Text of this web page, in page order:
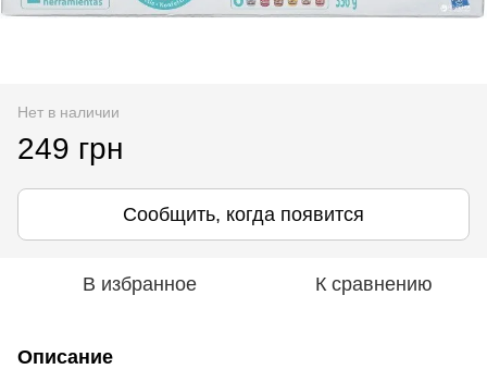
Нет в наличии
249 грн
Сообщить, когда появится
В избранное К сравнению
Описание